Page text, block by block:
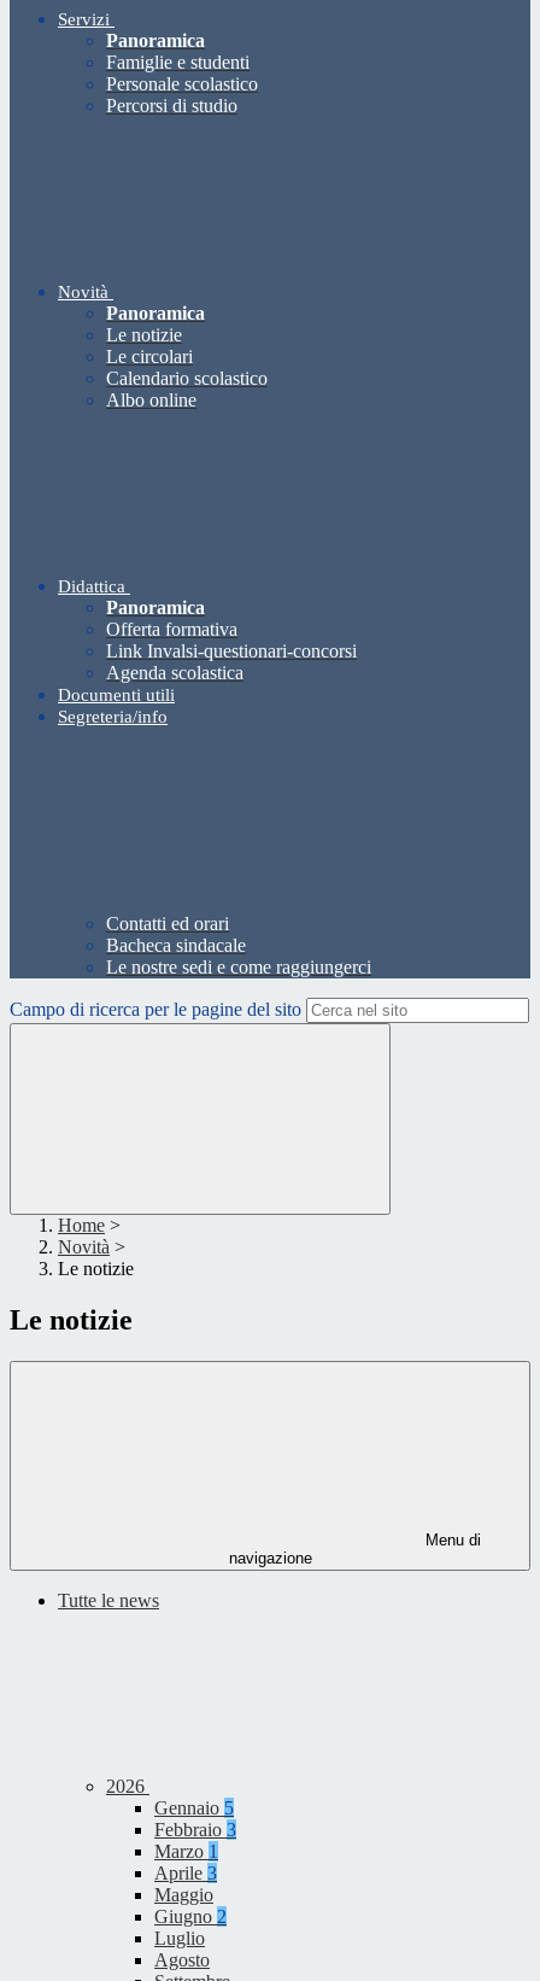
Servizi
Panoramica
Famiglie e studenti
Personale scolastico
Percorsi di studio
Novità
Panoramica
Le notizie
Le circolari
Calendario scolastico
Albo online
Didattica
Panoramica
Offerta formativa
Link Invalsi-questionari-concorsi
Agenda scolastica
Documenti utili
Segreteria/info
Contatti ed orari
Bacheca sindacale
Le nostre sedi e come raggiungerci
Campo di ricerca per le pagine del sito
Home >
Novità >
Le notizie
Le notizie
Menu di
navigazione
Tutte le news
2026
Gennaio 5
Febbraio 3
Marzo 1
Aprile 3
Maggio
Giugno 2
Luglio
Agosto